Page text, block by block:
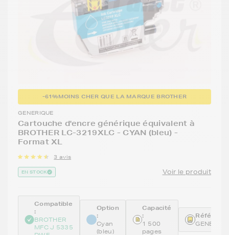
-61%MOINS CHER QUE LA MARQUE BROTHER
GENERIQUE
Cartouche d'encre générique équivalent à
BROTHER LC-3219XLC - CYAN (bleu) -
Format XL
3 avis
EN STOCK Voir le produit
Compatible
:
BROTHER
MFC J 5335
Option
:
Cyan
(bleu)
Capacité
:
1 500
pages